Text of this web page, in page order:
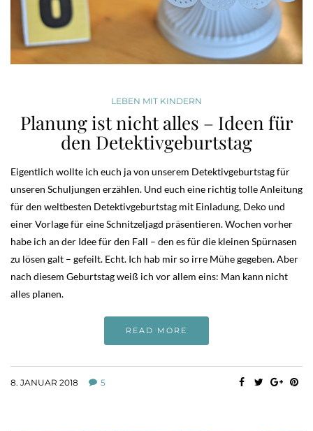
LEBEN MIT KINDERN
Planung ist nicht alles – Ideen für
den Detektivgeburtstag
Eigentlich wollte ich euch ja von unserem Detektivgeburtstag für
unseren Schuljungen erzählen. Und euch eine richtig tolle Anleitung
für den weltbesten Detektivgeburtstag mit Einladung, Deko und
einer Vorlage für eine Schnitzeljagd präsentieren. Wochen vorher
habe ich an der Idee für den Fall – den es für die kleinen Spürnasen
zu lösen galt – gefeilt. Echt. Ich hab mir so irre Mühe gegeben. Aber
nach diesem Geburtstag weiß ich vor allem eins: Man kann nicht
alles planen.
READ MORE
8. JANUAR 2018 5